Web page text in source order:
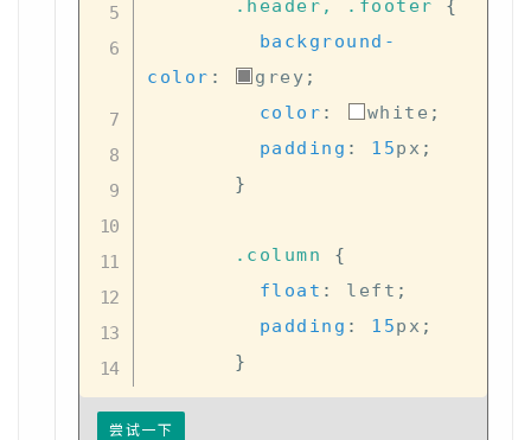
.header , .footer
{
background-
color : grey ;
color : white ;
padding : 15px ;
}
.column
{
float : left ;
padding : 15px ;
}
尝试一下